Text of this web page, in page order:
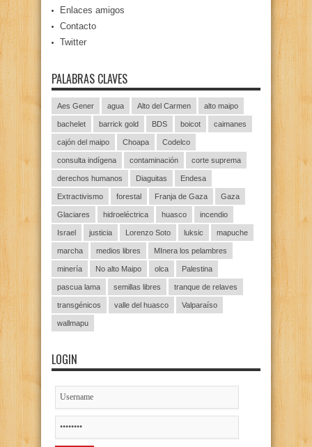
Enlaces amigos
Contacto
Twitter
PALABRAS CLAVES
Aes Gener agua Alto del Carmen alto maipo
bachelet barrick gold BDS boicot caimanes
cajón del maipo Choapa Codelco
consulta indígena contaminación corte suprema
derechos humanos Diaguitas Endesa
Extractivismo forestal Franja de Gaza Gaza
Glaciares hidroeléctrica huasco incendio
Israel justicia Lorenzo Soto luksic mapuche
marcha medios libres MInera los pelambres
minería No alto Maipo olca Palestina
pascua lama semillas libres tranque de relaves
transgénicos valle del huasco Valparaíso
wallmapu
LOGIN